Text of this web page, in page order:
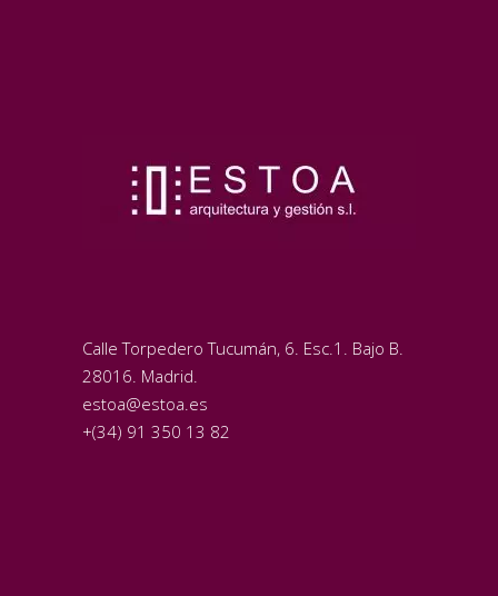
Calle Torpedero Tucumán, 6. Esc.1. Bajo B.
28016. Madrid.
estoa@estoa.es
+(34) 91 350 13 82